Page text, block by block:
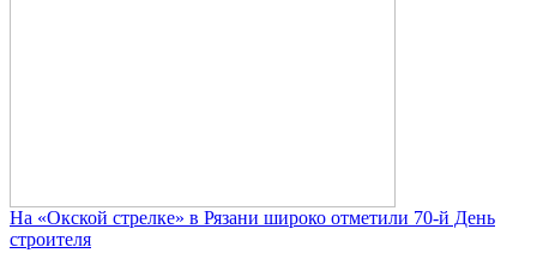
На «Окской стрелке» в Рязани широко отметили 70-й День
строителя